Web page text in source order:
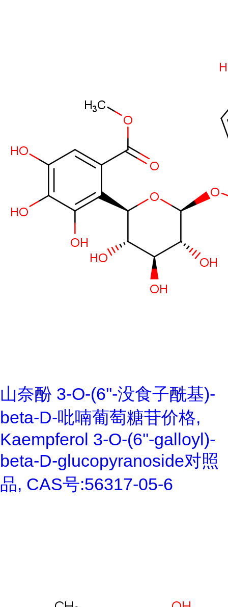
山奈酚 3-O-(6''-没食子酰基)-
beta-D-吡喃葡萄糖苷价格,
Kaempferol 3-O-(6''-galloyl)-
beta-D-glucopyranoside对照
品, CAS号:56317-05-6